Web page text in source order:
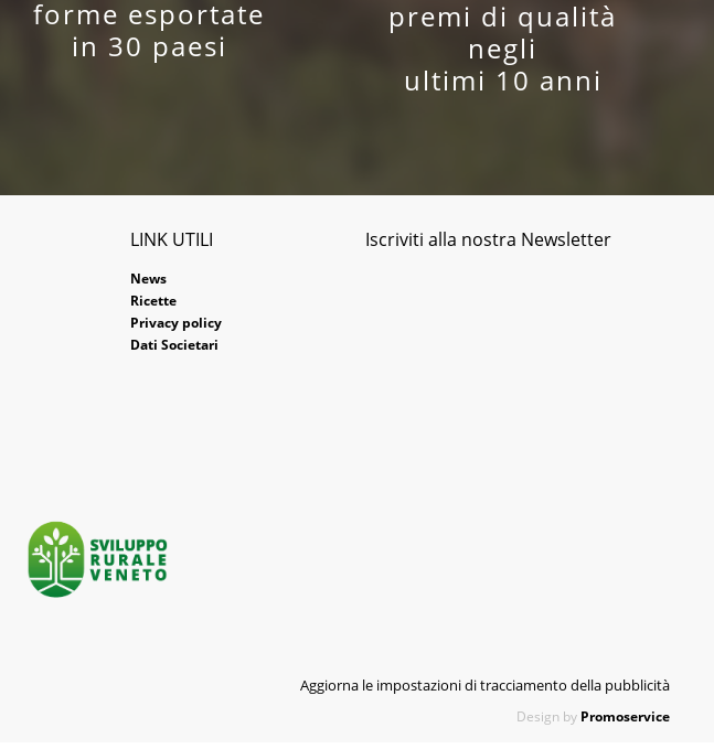
forme esportate
in 30 paesi
premi di qualità
negli
ultimi 10 anni
LINK UTILI
News
Ricette
Privacy policy
Dati Societari
Iscriviti alla nostra Newsletter
Aggiorna le impostazioni di tracciamento della pubblicità
Design by Promoservice